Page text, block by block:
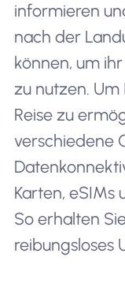
informieren
nach der
können, um
zu nutzen.
Reise zu
verschiedene
Karten, eSIMs
So erhalten
reibungsloses